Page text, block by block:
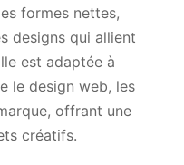
formes nettes,
designs qui allient
est adaptée à
le design web, les
offrant une
créatifs.